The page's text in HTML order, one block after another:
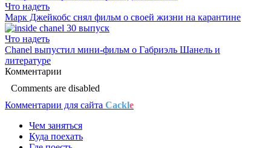
Что надеть
Марк Джейкобс снял фильм о своей жизни на карантине
Что надеть
Chanel выпустил мини-фильм о Габриэль Шанель и
литературе
Комментарии
Comments are disabled
Комментарии для сайта Cackle
Чем заняться
Куда поехать